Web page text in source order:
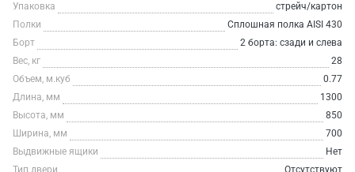
Упаковка
стрейч/картон
Полки
Сплошная полка AISI 430
Борт
2 борта: сзади и слева
Вес, кг
28
Объем, м.куб
0.77
Длина, мм
1300
Высота, мм
850
Ширина, мм
700
Выдвижные ящики
Нет
Тип двери
Отсутствуют